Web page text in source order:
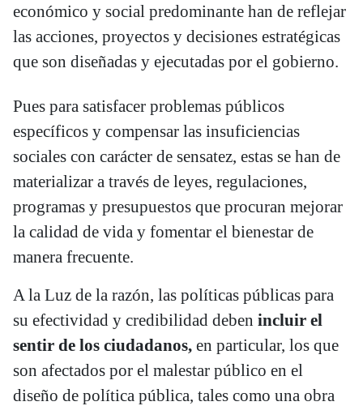
económico y social predominante han de reflejar
las acciones, proyectos y decisiones estratégicas
que son diseñadas y ejecutadas por el gobierno.
Pues para satisfacer problemas públicos
específicos y compensar las insuficiencias
sociales con carácter de sensatez, estas se han de
materializar a través de leyes, regulaciones,
programas y presupuestos que procuran mejorar
la calidad de vida y fomentar el bienestar de
manera frecuente.
A la Luz de la razón, las políticas públicas para
su efectividad y credibilidad deben incluir el
sentir de los ciudadanos, en particular, los que
son afectados por el malestar público en el
diseño de política pública, tales como una obra